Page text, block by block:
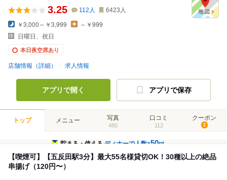
3.25 112 人 6423 人
￥3,000～￥3,999
～￥999
日曜日、祝日
本日夜空席あり
店舗情報（詳細） 求人情報
アプリで開く アプリで保存
トップ メニュー 写真
480
口コミ
112
クーポン
2
貯まる・使えるディナーで人数×50pt
【喫煙可】【五反田駅3分】最大55名様貸切OK！30種以上の絶品
串揚げ（120円〜）